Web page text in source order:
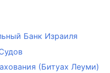
Банк Израиля
(Битуах Леуми)